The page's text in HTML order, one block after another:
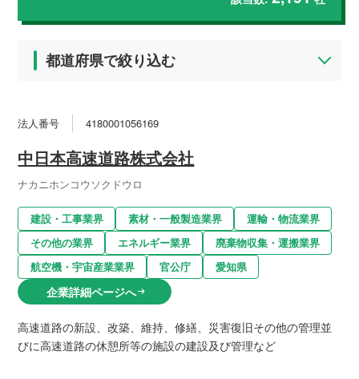
都道府県で絞り込む
法人番号 4180001056169
中日本高速道路株式会社
ナカニホンコウソクドウロ
建設・工事業界 素材・一般製造業界
運輸・物流業界
その他の業界
エネルギー業界
廃棄物収集・運搬業界
航空機・宇宙産業業界
官公庁 愛知県
企業詳細ページへarrow_right_alt
高速道路の新設、改築、維持、修繕、災害復旧その他の管理並
びに高速道路の休憩所等の施設の建設及び管理など